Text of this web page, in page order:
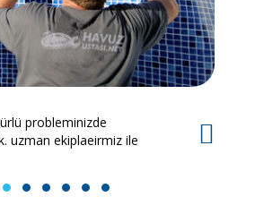
probleminizde
uzman ekiplaeirmiz ile
1 2 3 4 5 6